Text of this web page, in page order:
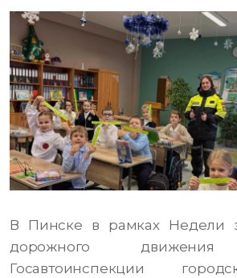
В Пинске в рамках Недели
дорожного движения
Госавтоинспекции